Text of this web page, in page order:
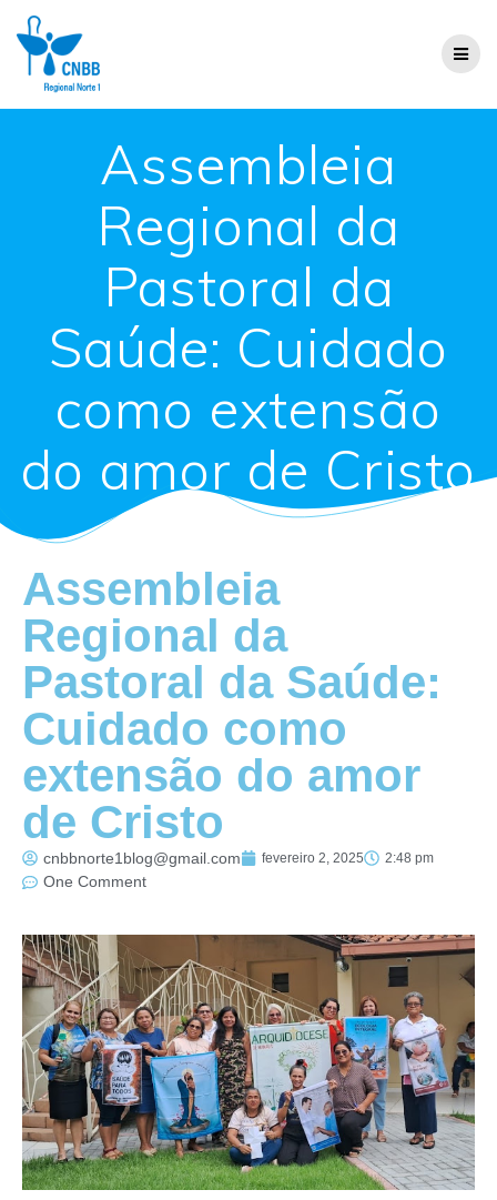
Assembleia
Regional da
Pastoral da
Saúde: Cuidado
como extensão
do amor de Cristo
Assembleia
Regional da
Pastoral da Saúde:
Cuidado como
extensão do amor
de Cristo
cnbbnorte1blog@gmail.com fevereiro 2, 2025 2:48 pm
One Comment